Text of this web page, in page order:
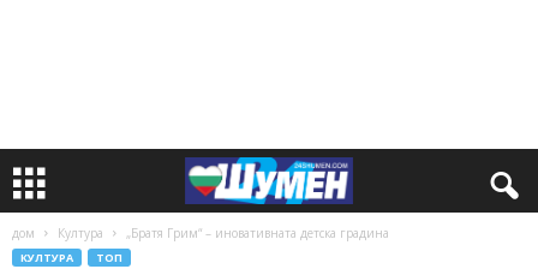
дом Култура „Братя Грим“ – иновативната детска градина
КУЛТУРА ТОП